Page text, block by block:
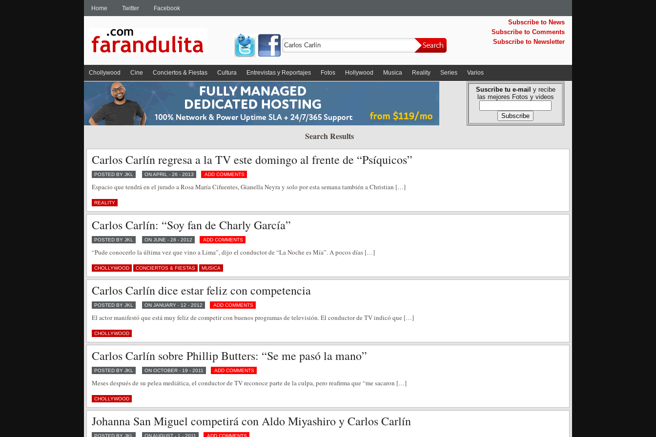
Home Twitter Facebook
Subscribe to News
Subscribe to Comments
Subscribe to Newsletter
Chollywood Cine Conciertos & Fiestas Cultura Entrevistas y Reportajes Fotos Hollywood Musica Reality Series Varios
Suscribe tu e-mail y recibe
las mejores Fotos y videos
Search Results
Carlos Carlín regresa a la TV este domingo al frente de “Psíquicos”
POSTED BY JKL ON APRIL - 26 - 2013 ADD COMMENTS
Espacio que tendrá en el jurado a Rosa María Cifuentes, Gianella Neyra y solo por esta semana también a Christian […]
REALITY
Carlos Carlín: “Soy fan de Charly García”
POSTED BY JKL ON JUNE - 28 - 2012 ADD COMMENTS
“Pude conocerlo la última vez que vino a Lima”, dijo el conductor de “La Noche es Mía”. A pocos días […]
CHOLLYWOOD CONCIERTOS & FIESTAS MUSICA
Carlos Carlín dice estar feliz con competencia
POSTED BY JKL ON JANUARY - 12 - 2012 ADD COMMENTS
El actor manifestó que está muy feliz de competir con buenos programas de televisión. El conductor de TV indicó que […]
CHOLLYWOOD
Carlos Carlín sobre Phillip Butters: “Se me pasó la mano”
POSTED BY JKL ON OCTOBER - 19 - 2011 ADD COMMENTS
Meses después de su pelea mediática, el conductor de TV reconoce parte de la culpa, pero reafirma que “me sacaron […]
CHOLLYWOOD
Johanna San Miguel competirá con Aldo Miyashiro y Carlos Carlín
POSTED BY JKL ON AUGUST - 1 - 2011 ADD COMMENTS